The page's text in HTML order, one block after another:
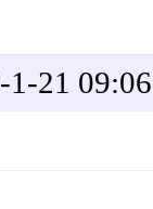
21